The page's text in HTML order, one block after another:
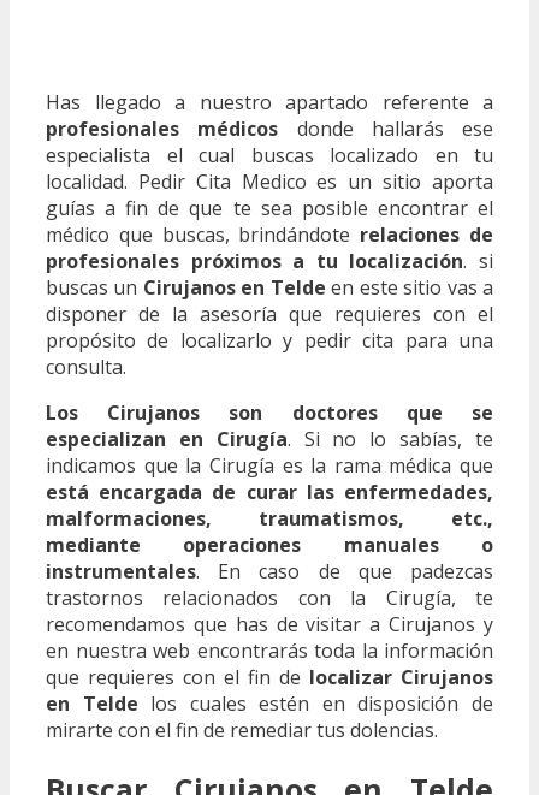
Has llegado a nuestro apartado referente a
profesionales médicos donde hallarás ese
especialista el cual buscas localizado en tu
localidad. Pedir Cita Medico es un sitio aporta
guías a fin de que te sea posible encontrar el
médico que buscas, brindándote relaciones de
profesionales próximos a tu localización. si
buscas un Cirujanos en Telde en este sitio vas a
disponer de la asesoría que requieres con el
propósito de localizarlo y pedir cita para una
consulta.
Los Cirujanos son doctores que se
especializan en Cirugía. Si no lo sabías, te
indicamos que la Cirugía es la rama médica que
está encargada de curar las enfermedades,
malformaciones, traumatismos, etc.,
mediante operaciones manuales o
instrumentales. En caso de que padezcas
trastornos relacionados con la Cirugía, te
recomendamos que has de visitar a Cirujanos y
en nuestra web encontrarás toda la información
que requieres con el fin de localizar Cirujanos
en Telde los cuales estén en disposición de
mirarte con el fin de remediar tus dolencias.